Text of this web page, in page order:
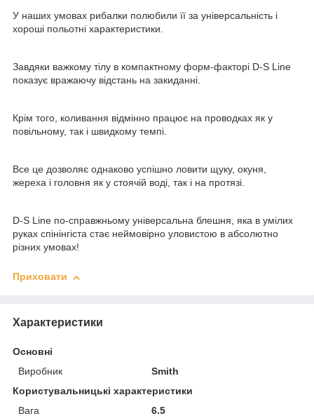
У наших умовах рибалки полюбили її за універсальність і
хороші польотні характеристики.
Завдяки важкому тілу в компактному форм-факторі D-S Line
показує вражаючу відстань на закиданні.
Крім того, коливання відмінно працює на проводках як у
повільному, так і швидкому темпі.
Все це дозволяє однаково успішно ловити щуку, окуня,
жереха і головня як у стоячій воді, так і на протязі.
D-S Line по-справжньому універсальна блешня, яка в умілих
руках спінінгіста стає неймовірно уловистою в абсолютно
різних умовах!
Приховати
Характеристики
Основні
Виробник
Smith
Користувальницькі характеристики
Вага
6.5